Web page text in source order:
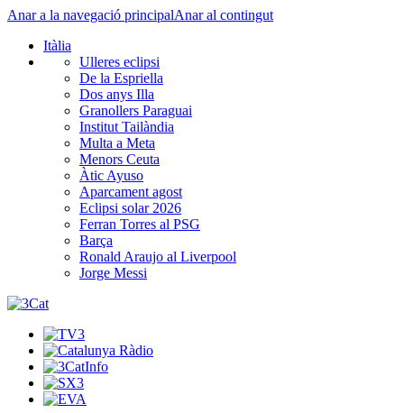
Anar a la navegació principalAnar al contingut
Itàlia
Ulleres eclipsi
De la Espriella
Dos anys Illa
Granollers Paraguai
Institut Tailàndia
Multa a Meta
Menors Ceuta
Àtic Ayuso
Aparcament agost
Eclipsi solar 2026
Ferran Torres al PSG
Barça
Ronald Araujo al Liverpool
Jorge Messi